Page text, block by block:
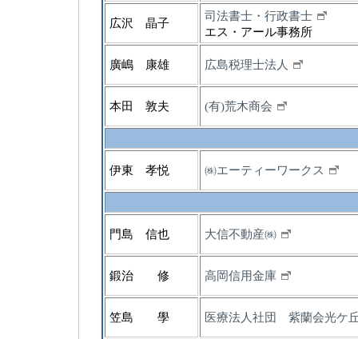
広沢 晶子
司法書士・行政書士
エス・アール事務所
廣嶋 康雄 広島税理士法人
本田 敦夫 (有)荒木商会
伊東 孝悦 ㈱エーティーワークス
門島 信也 大信不動産㈱
鍛治 修 高岡信用金庫
笠島 學 医療法人社団 紫蘭会光ケ